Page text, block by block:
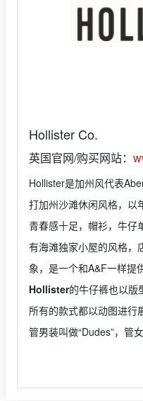
Hollister Co.
英国官网/购买网站：
Hollister是加州风代表
打加州沙滩休闲风格，以
青春感十足，帽衫，牛仔
有海滩独家小屋的风格，
象，是一个和A&F一样提
Hollister的牛仔裤也以版
所有的款式都以动图进行
管男装叫做“Dudes”，管女